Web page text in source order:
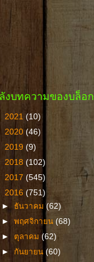
งบทความของบล็อก
2021 (10)
2020 (46)
2019 (9)
2018 (102)
2017 (545)
2016 (751)
► ธันวาคม(62)
►พฤศจิกายน(68)
► ตุลาคม(62)
► กันยายน(60)